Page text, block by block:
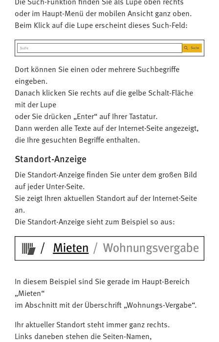
Die Such-Funktion finden Sie als Lupe oben rechts
oder im Haupt-Menü der mobilen Ansicht ganz oben.
Beim Klick auf die Lupe erscheint dieses Such-Feld:
Dort können Sie einen oder mehrere Suchbegriffe
eingeben.
Danach klicken Sie rechts auf die gelbe Schalt-Fläche
mit der Lupe
oder Sie drücken „Enter“ auf Ihrer Tastatur.
Dann werden alle Texte auf der Internet-Seite angezeigt,
die Ihre gesuchten Begriffe enthalten.
Standort-Anzeige
Die Standort-Anzeige finden Sie unter dem großen Bild
auf jeder Unter-Seite.
Sie zeigt Ihren aktuellen Standort auf der Internet-Seite
an.
Die Standort-Anzeige sieht zum Beispiel so aus:
In diesem Beispiel sind Sie gerade im Haupt-Bereich
„Mieten“
im Abschnitt mit der Überschrift „Wohnungs-Vergabe“.
Ihr aktueller Standort steht immer ganz rechts.
Links daneben stehen die Seiten-Namen,